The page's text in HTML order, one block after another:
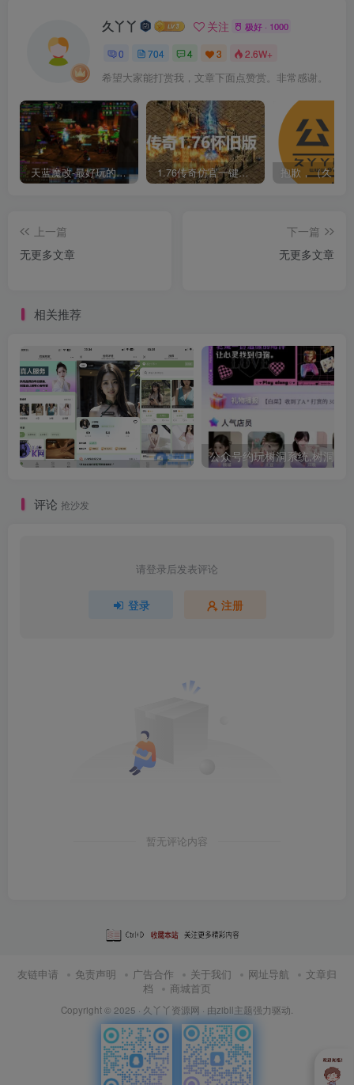
久丫丫 关注 极好 · 1000
0 704 4 3 2.6W+
希望大家能打赏我，文章下面点赞赏。非常感谢。
天蓝魔改-最好玩的魔兽世界巫妖王V335精品单机端【最智能的机器人】 1.76传奇仿官一键启动无后台和辅助究极肝传奇
上一篇
无更多文章
下一篇
无更多文章
相关推荐
评论 抢沙发
请登录后发表评论
登录 注册
暂无评论内容
友链申请 免责声明 广告合作 关于我们 网址导航
文章归
档
商城首页
Copyright © 2025 · 久丫丫资源网 · 由zibll主题强力驱动.